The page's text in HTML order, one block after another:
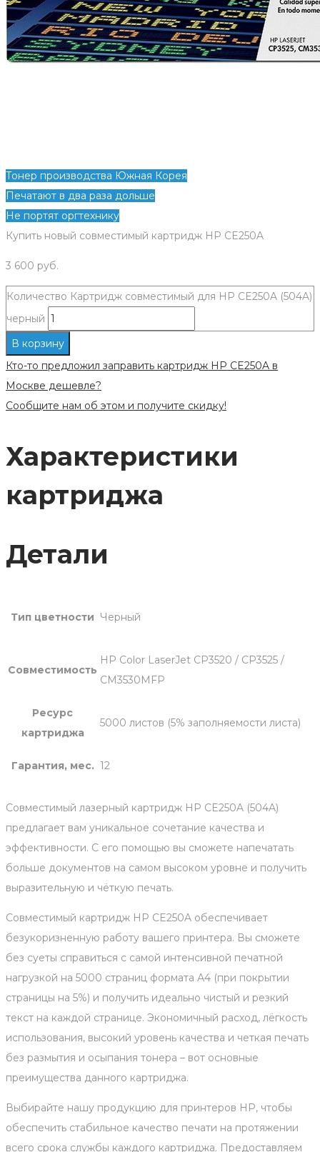
Тонер производства Южная Корея
Печатают в два раза дольше
Не портят оргтехнику
Купить новый совместимый картридж HP CE250A
3 600 руб.
Количество Картридж совместимый для HP CE250A (504A)
черный
В корзину
Кто-то предложил заправить картридж HP CE250A в
Москве дешевле?
Сообщите нам об этом и получите скидку!
Характеристики
картриджа
Детали
Тип цветности Черный
Совместимость
HP Color LaserJet CP3520 / CP3525 /
CM3530MFP
Ресурс
картриджа
5000 листов (5% заполняемости листа)
Гарантия, мес. 12
Совместимый лазерный картридж HP CE250A (504A)
предлагает вам уникальное сочетание качества и
эффективности. С его помощью вы сможете напечатать
больше документов на самом высоком уровне и получить
выразительную и чёткую печать.
Совместимый картридж HP CE250A обеспечивает
безукоризненную работу вашего принтера. Вы сможете
без суеты справиться с самой интенсивной печатной
нагрузкой на 5000 страниц формата А4 (при покрытии
страницы на 5%) и получить идеально чистый и резкий
текст на каждой странице. Экономичный расход, лёгкость
использования, высокий уровень качества и четкая печать
без размытия и осыпания тонера – вот основные
преимущества данного картриджа.
Выбирайте нашу продукцию для принтеров HP, чтобы
обеспечить стабильное качество печати на протяжении
всего срока службы каждого картриджа. Предоставляем